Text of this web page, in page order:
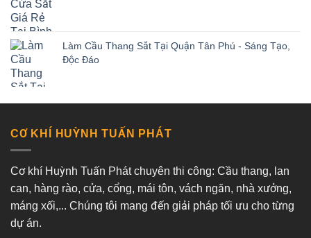
Làm Cầu Thang Sắt Tại Quận Tân Phú - Sáng Tạo,
Độc Đáo
CƠ KHÍ HUỲNH TUẤN PHÁT
Cơ khí Huỳnh Tuấn Phát chuyên thi công: Cầu thang, lan
can, hàng rào, cửa, cổng, mái tôn, vách ngăn, nhà xưởng,
máng xối,... Chúng tôi mang đến giải pháp tối ưu cho từng
dự án.